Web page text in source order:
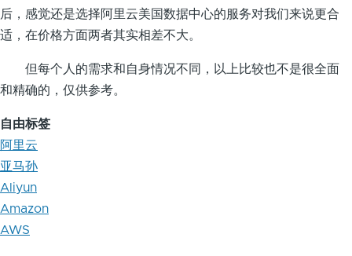
后，感觉还是选择阿里云美国数据中心的服务对我们来说更合
适，在价格方面两者其实相差不大。
但每个人的需求和自身情况不同，以上比较也不是很全面
和精确的，仅供参考。
自由标签
阿里云
亚马孙
Aliyun
Amazon
AWS